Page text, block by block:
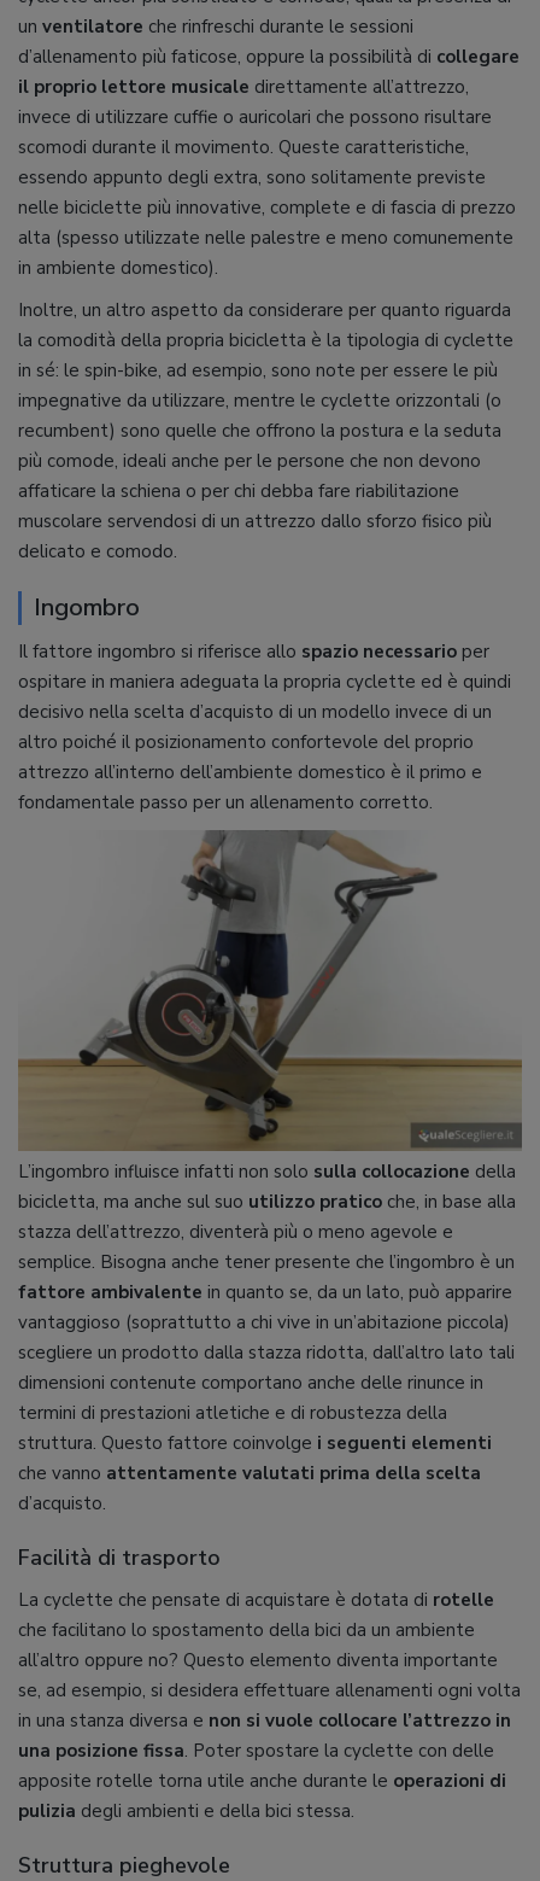
un ventilatore che rinfreschi durante le sessioni
d’allenamento più faticose, oppure la possibilità di collegare
il proprio lettore musicale direttamente all’attrezzo,
invece di utilizzare cuffie o auricolari che possono risultare
scomodi durante il movimento. Queste caratteristiche,
essendo appunto degli extra, sono solitamente previste
nelle biciclette più innovative, complete e di fascia di prezzo
alta (spesso utilizzate nelle palestre e meno comunemente
in ambiente domestico).
Inoltre, un altro aspetto da considerare per quanto riguarda
la comodità della propria bicicletta è la tipologia di cyclette
in sé: le spin-bike, ad esempio, sono note per essere le più
impegnative da utilizzare, mentre le cyclette orizzontali (o
recumbent) sono quelle che offrono la postura e la seduta
più comode, ideali anche per le persone che non devono
affaticare la schiena o per chi debba fare riabilitazione
muscolare servendosi di un attrezzo dallo sforzo fisico più
delicato e comodo.
Ingombro
Il fattore ingombro si riferisce allo spazio necessario per
ospitare in maniera adeguata la propria cyclette ed è quindi
decisivo nella scelta d’acquisto di un modello invece di un
altro poiché il posizionamento confortevole del proprio
attrezzo all’interno dell’ambiente domestico è il primo e
fondamentale passo per un allenamento corretto.
L’ingombro influisce infatti non solo sulla collocazione della
bicicletta, ma anche sul suo utilizzo pratico che, in base alla
stazza dell’attrezzo, diventerà più o meno agevole e
semplice. Bisogna anche tener presente che l’ingombro è un
fattore ambivalente in quanto se, da un lato, può apparire
vantaggioso (soprattutto a chi vive in un’abitazione piccola)
scegliere un prodotto dalla stazza ridotta, dall’altro lato tali
dimensioni contenute comportano anche delle rinunce in
termini di prestazioni atletiche e di robustezza della
struttura. Questo fattore coinvolge i seguenti elementi
che vanno attentamente valutati prima della scelta
d’acquisto.
Facilità di trasporto
La cyclette che pensate di acquistare è dotata di rotelle
che facilitano lo spostamento della bici da un ambiente
all’altro oppure no? Questo elemento diventa importante
se, ad esempio, si desidera effettuare allenamenti ogni volta
in una stanza diversa e non si vuole collocare l’attrezzo in
una posizione fissa. Poter spostare la cyclette con delle
apposite rotelle torna utile anche durante le operazioni di
pulizia degli ambienti e della bici stessa.
Struttura pieghevole